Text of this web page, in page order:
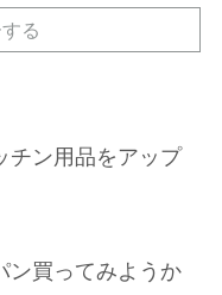
る
チン用品をアップ
ン買ってみようか